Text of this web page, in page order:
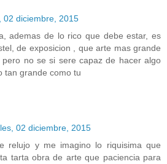
02 diciembre, 2015
ademas de lo rico que debe estar, es
de exposicion , que arte mas grande
no se si sere capaz de hacer algo
tan grande como tu
02 diciembre, 2015
relujo y me imagino lo riquisima que
tarta obra de arte que paciencia para